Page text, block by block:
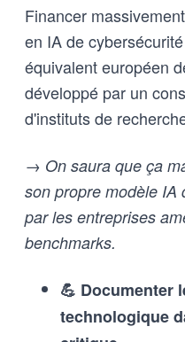
Financer
en IA de
équivalent européen
développé par un
d'instituts de
→ On saura que ça
son propre modèle IA
par les entreprises
benchmarks.
💪 Documenter
technologique